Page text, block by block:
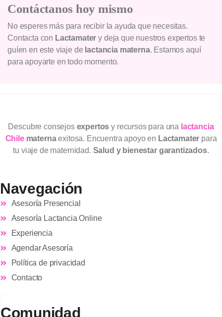
Contáctanos hoy mismo
No esperes más para recibir la ayuda que necesitas.
Contacta con Lactamater y deja que nuestros expertos te
guíen en este viaje de lactancia materna. Estamos aquí
para apoyarte en todo momento.
Descubre consejos expertos y recursos para una lactancia
Chilematernaexitosa. Encuentra apoyo en Lactamater para
tu viaje de maternidad. Salud y bienestar garantizados.
Navegación
Asesoría Presencial
Asesoría Lactancia Online
Experiencia
Agendar Asesoría
Política de privacidad
Contacto
Comunidad